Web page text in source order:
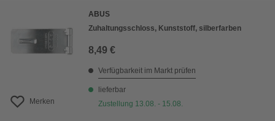
Merken
ABUS
Zuhaltungsschloss, Kunststoff, silberfarben
8,49 €
Verfügbarkeit im Markt prüfen
lieferbar
Zustellung 13.08. - 15.08.